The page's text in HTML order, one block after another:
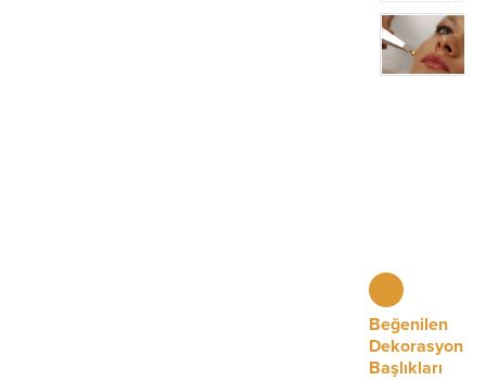
Beğenilen
Dekorasyon
Başlıkları